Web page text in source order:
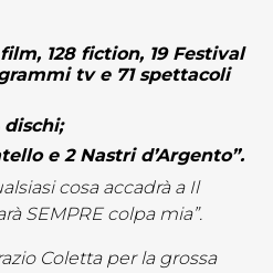
128 fiction, 19 Festival
tv e 71 spettacoli
e 2 Nastri d’Argento”.
cosa accadrà a Il
SEMPRE colpa mia”.
Coletta per la grossa